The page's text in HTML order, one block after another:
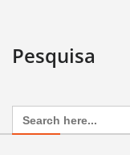
Pesquisa
Search
for: